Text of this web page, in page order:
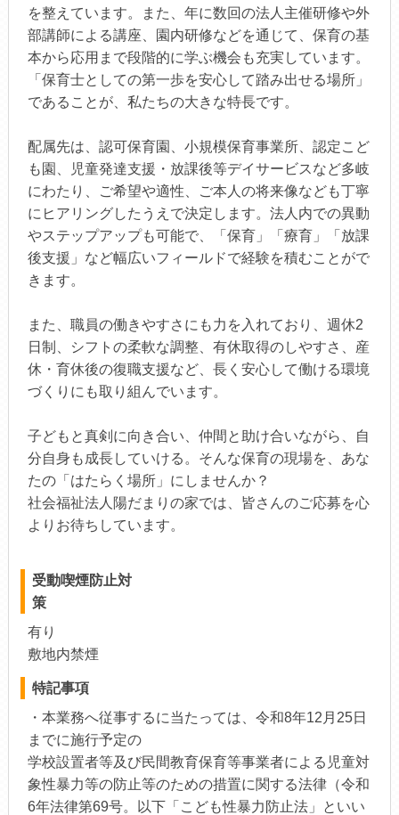
を整えています。また、年に数回の法人主催研修や外
部講師による講座、園内研修などを通じて、保育の基
本から応用まで段階的に学ぶ機会も充実しています。
「保育士としての第一歩を安心して踏み出せる場所」
であることが、私たちの大きな特長です。
配属先は、認可保育園、小規模保育事業所、認定こど
も園、児童発達支援・放課後等デイサービスなど多岐
にわたり、ご希望や適性、ご本人の将来像なども丁寧
にヒアリングしたうえで決定します。法人内での異動
やステップアップも可能で、「保育」「療育」「放課
後支援」など幅広いフィールドで経験を積むことがで
きます。
また、職員の働きやすさにも力を入れており、週休2
日制、シフトの柔軟な調整、有休取得のしやすさ、産
休・育休後の復職支援など、長く安心して働ける環境
づくりにも取り組んでいます。
子どもと真剣に向き合い、仲間と助け合いながら、自
分自身も成長していける。そんな保育の現場を、あな
たの「はたらく場所」にしませんか？
社会福祉法人陽だまりの家では、皆さんのご応募を心
よりお待ちしています。
受動喫煙防止対
策
有り
敷地内禁煙
特記事項
・本業務へ従事するに当たっては、令和8年12月25日
までに施行予定の
学校設置者等及び民間教育保育等事業者による児童対
象性暴力等の防止等のための措置に関する法律（令和
6年法律第69号。以下「こども性暴力防止法」といい